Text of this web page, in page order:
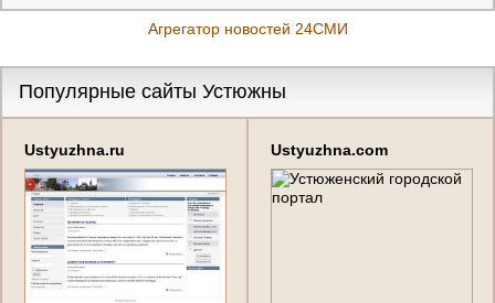
Агрегатор новостей 24СМИ
Популярные сайты Устюжны
Ustyuzhna.ru Ustyuzhna.com